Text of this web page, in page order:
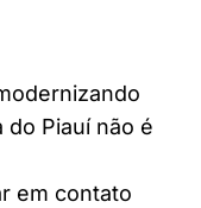
do Piauí não é
em contato